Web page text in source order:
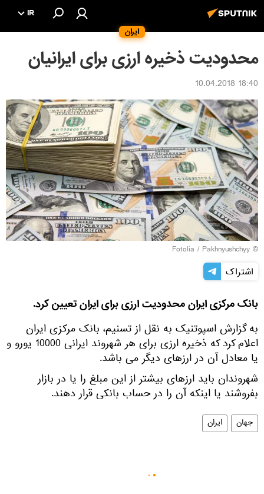
ایران
IR
محدودیت ذخیره ارزی برای ایرانیان
18:40 10.04.2018
©
Fotolia / Pakhnyushchyy
اشتراک
بانک مرکزی ایران محدودیت ارزی برای ایران تعیین کرد.
به گزارش اسپوتنیک به نقل از تسنیم، بانک مرکزی ایران
اعلام کرد که ذخیره ارزی برای هر شهروند ایرانی 10000 یورو و
یا معادل آن در ارزهای دیگر می باشد.
شهروندان باید ارزهای بیشتر از این مبلغ را یا در بازار
بفروشند یا اینکه آن را در حساب بانکی قرار دهند.
جهان ایران